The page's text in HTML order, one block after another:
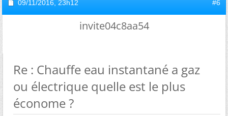
09/11/2016, 23h12 #6
invite04c8aa54
Re : Chauffe eau instantané a gaz
ou électrique quelle est le plus
économe ?